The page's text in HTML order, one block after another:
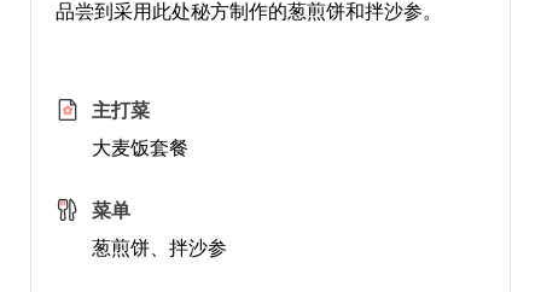
品尝到采用此处秘方制作的葱煎饼和拌沙参。
主打菜
大麦饭套餐
菜单
葱煎饼、拌沙参